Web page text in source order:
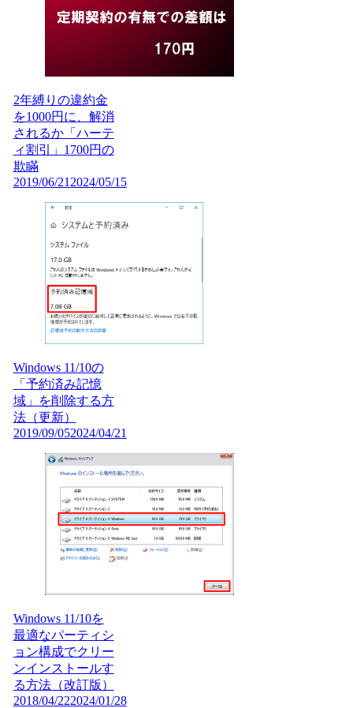
2年縛りの違約金
を1000円に、解消
されるか「ハーテ
ィ割引」1700円の
欺瞞
2019/06/21 2024/05/15
Windows 11/10の
「予約済み記憶
域」を削除する方
法（更新）
2019/09/052024/04/21
Windows 11/10を
最適なパーティシ
ョン構成でクリー
ンインストールす
る方法（改訂版）
2018/04/222024/01/28